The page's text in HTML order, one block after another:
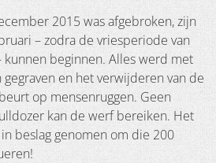
2015 was afgebroken, zijn
– zodra de vriesperiode van
beginnen. Alles werd met
en het verwijderen van de
op mensenruggen. Geen
kan de werf bereiken. Het
beslag genomen om die 200